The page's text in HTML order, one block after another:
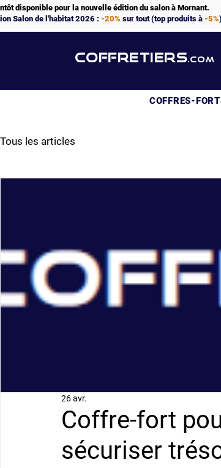
disponible pour la nouvelle édition du salon à Mornant.
Salon de l'habitat 2026 : -20% sur tout (top produits à -5%)
COFFRETIERS.COM
COFFRES-
Tous les articles
Coffre-fort
sécuriser
26 avr.